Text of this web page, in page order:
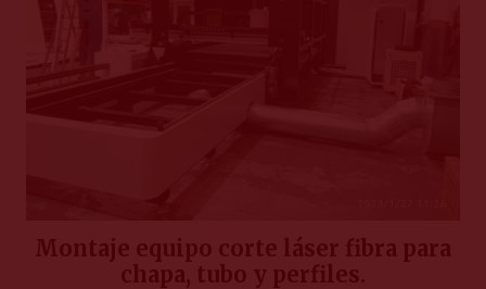
Montaje equipo corte láser fibra para
chapa, tubo y perfiles.